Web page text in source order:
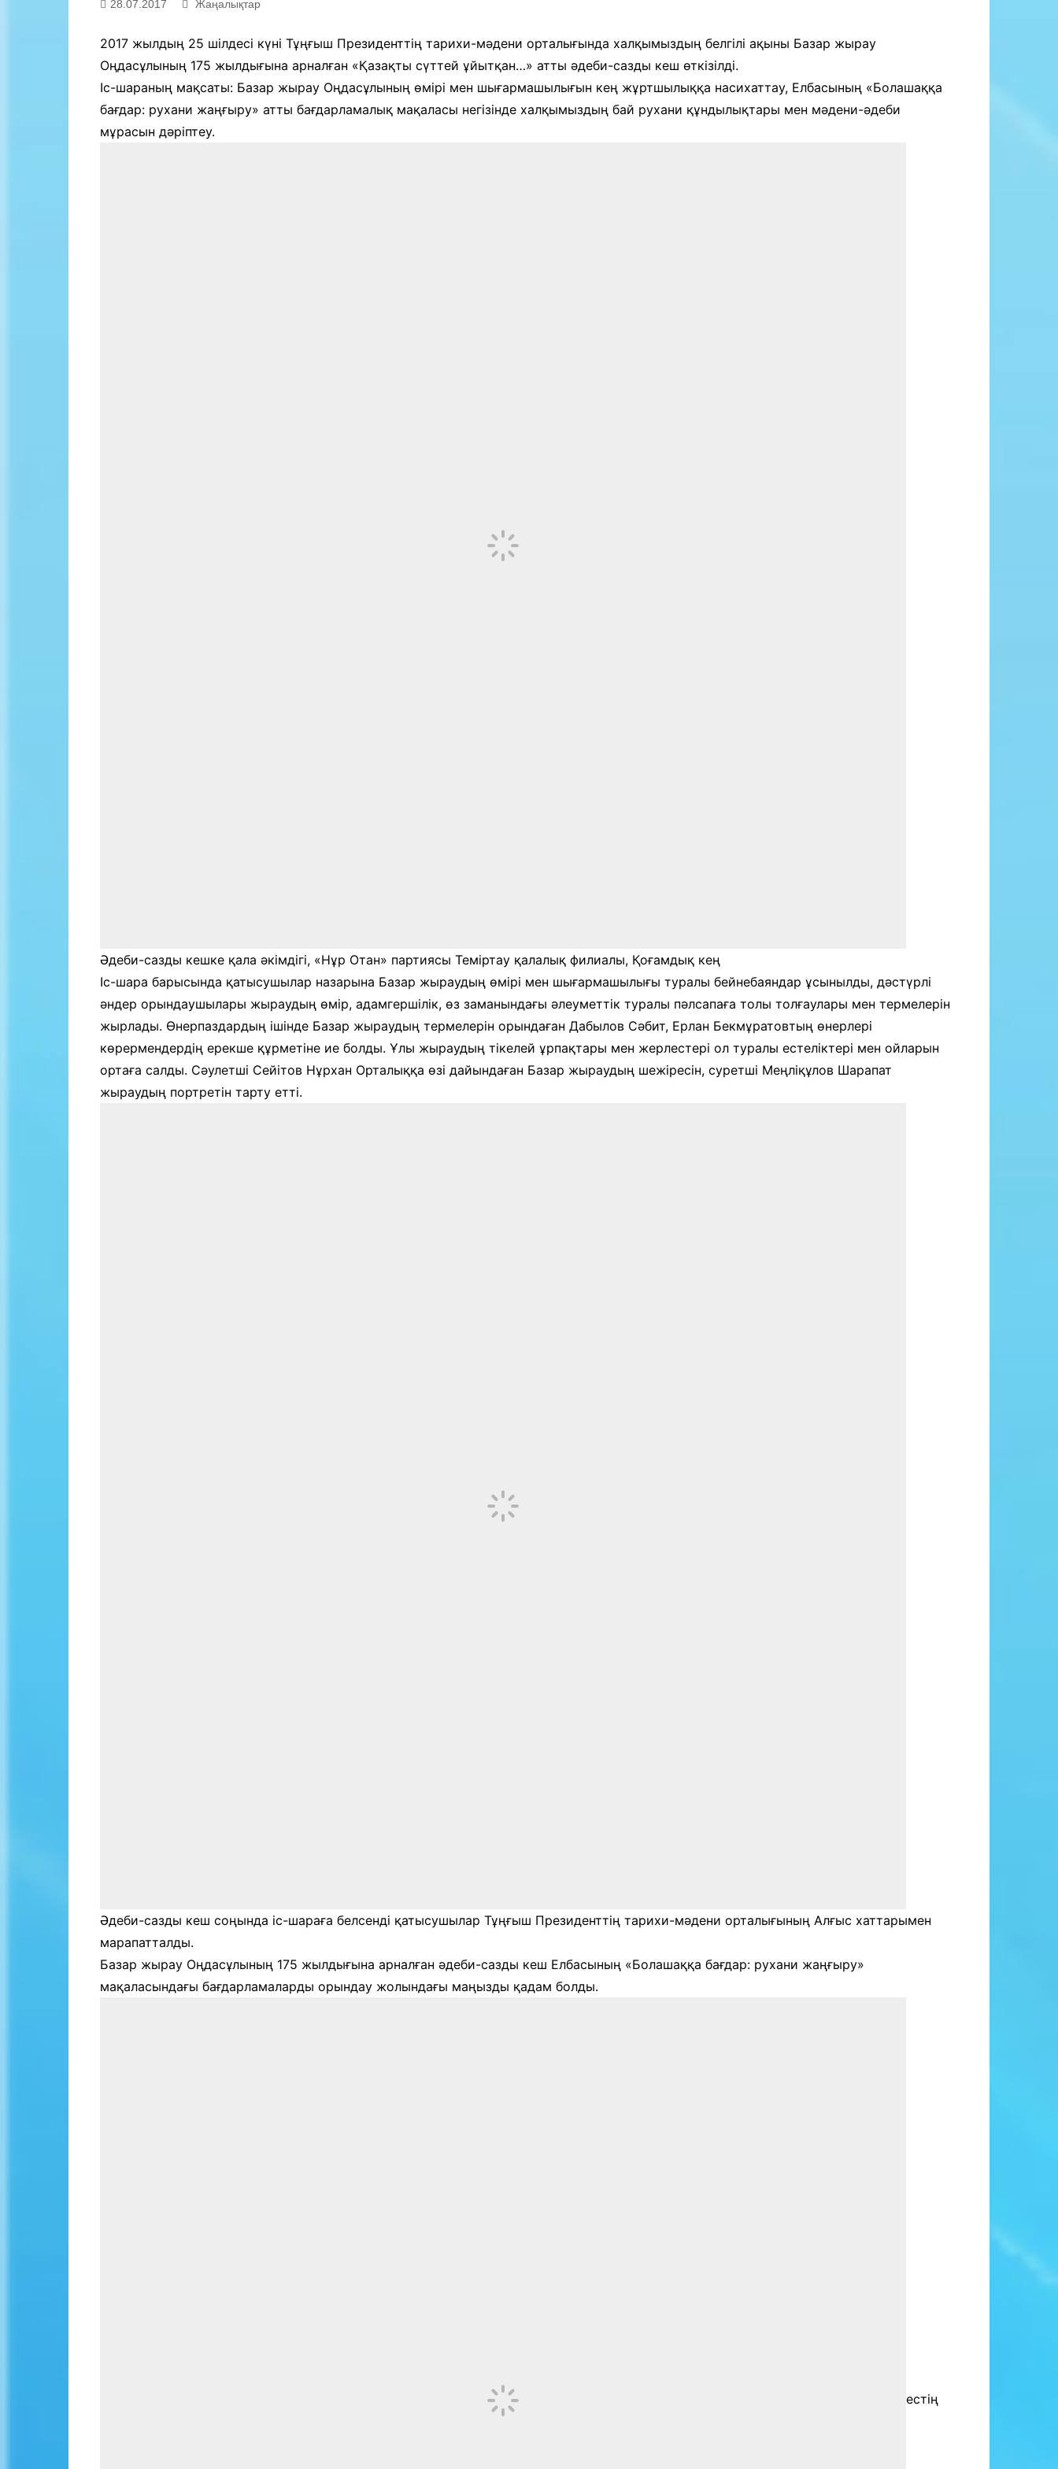
Қазақстан жолы
«Дәстүр мен ғұрып» залы
Спорттық даңқ залы
28.07.2017 Жаңалықтар
2017 жылдың 25 шілдесі күні Тұңғыш Президенттің тарихи-мәдени орталығында халқымыздың белгілі ақыны Базар жырау
Оңдасұлының 175 жылдығына арналған «Қазақты сүттей ұйытқан…» атты әдеби-сазды кеш өткізілді.
Іс-шараның мақсаты: Базар жырау Оңдасұлының өмірі мен шығармашылығын кең жұртшылыққа насихаттау, Елбасының «Болашаққа
бағдар: рухани жаңғыру» атты бағдарламалық мақаласы негізінде халқымыздың бай рухани құндылықтары мен мәдени-әдеби
мұрасын дәріптеу.
Әдеби-сазды кешке қала әкімдігі, «Нұр Отан» партиясы Теміртау қалалық филиалы, Қоғамдық кең
Іс-шара барысында қатысушылар назарына Базар жыраудың өмірі мен шығармашылығы туралы бейнебаяндар ұсынылды, дәстүрлі
әндер орындаушылары жыраудың өмір, адамгершілік, өз заманындағы әлеуметтік туралы пәлсапаға толы толғаулары мен термелерін
жырлады. Өнерпаздардың ішінде Базар жыраудың термелерін орындаған Дабылов Сәбит, Ерлан Бекмұратовтың өнерлері
көрермендердің ерекше құрметіне ие болды. Ұлы жыраудың тікелей ұрпақтары мен жерлестері ол туралы естеліктері мен ойларын
ортаға салды. Сәулетші Сейітов Нұрхан Орталыққа өзі дайындаған Базар жыраудың шежіресін, суретші Меңліқұлов Шарапат
жыраудың портретін тарту етті.
Әдеби-сазды кеш соңында іс-шараға белсенді қатысушылар Тұңғыш Президенттің тарихи-мәдени орталығының Алғыс хаттарымен
марапатталды.
Базар жырау Оңдасұлының 175 жылдығына арналған әдеби-сазды кеш Елбасының «Болашаққа бағдар: рухани жаңғыру»
мақаласындағы бағдарламаларды орындау жолындағы маңызды қадам болды.
естің